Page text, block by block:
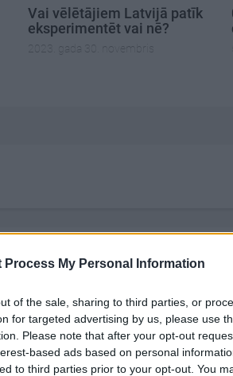
Process My Personal Information
of the sale, sharing to third parties, or
for targeted advertising by us, please use
Please note that after your opt-out
based ads based on personal
to third parties prior to your opt-out. You
Vai vēlētājiem Latvijā patīk
eksperimentēt vai nē?
2023. gada 30. novembris